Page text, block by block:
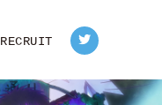
RECRUIT